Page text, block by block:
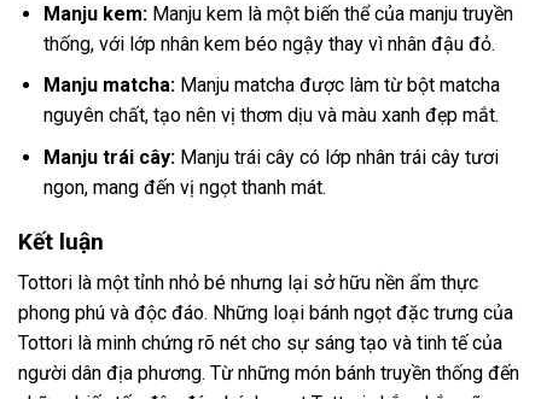
Manju kem:Manju kem là một biến thể của manju truyền
thống, với lớp nhân kem béo ngậy thay vì nhân đậu đỏ.
Manju matcha:Manju matcha được làm từ bột matcha
nguyên chất, tạo nên vị thơm dịu và màu xanh đẹp mắt.
Manju trái cây:Manju trái cây có lớp nhân trái cây tươi
ngon, mang đến vị ngọt thanh mát.
Kết luận
Tottori là một tỉnh nhỏ bé nhưng lại sở hữu nền ẩm thực
phong phú và độc đáo. Những loại bánh ngọt đặc trưng của
Tottori là minh chứng rõ nét cho sự sáng tạo và tinh tế của
người dân địa phương. Từ những món bánh truyền thống đến